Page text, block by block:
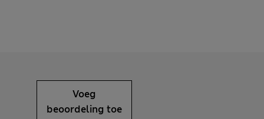
Voeg
beoordeling toe